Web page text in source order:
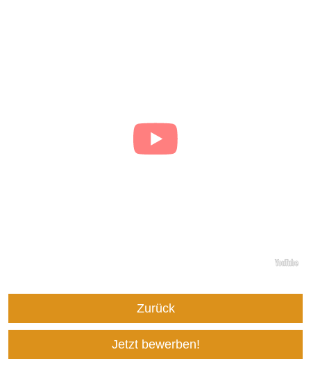
Zurück
Jetzt bewerben!